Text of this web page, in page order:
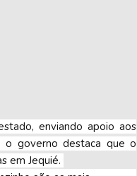
enviando apoio aos
o governo destaca que o
em Jequié.